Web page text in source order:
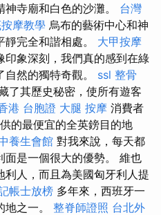
寺廟和白色的沙灘。 台灣
摩教學 烏布的藝術中心和神
完全和諧相處。 大甲按摩
象深刻，我們真的感到在綠
然的獨特奇觀。 ssl 整骨
了其歷史秘密，使所有遊客
港 台胞證 大腿 按摩 消費者
的最便宜的全英鎊目的地
養生會館 對我來說，每天都
面是一個很大的優勢。 維也
人，而且為美國匈牙利人提
帳士放榜 多年來，西班牙一
之一。 整脊師證照 台北外